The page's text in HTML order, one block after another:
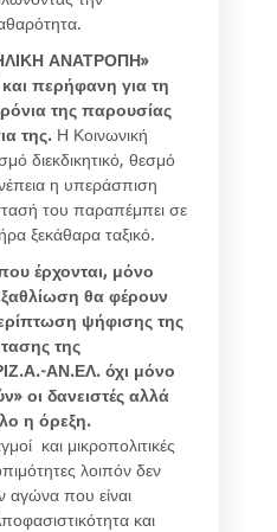
ΑΝΑΤΡΟΠΗ»
περήφανη για τη
της παρουσίας
της. Η Κοινωνική
διεκδικητικό, θεσμό
η υπεράσπιση
του παραπέμπει σε
ξεκάθαρα ταξικό.
έρχονται, μόνο
θα φέρουν
ψήφισης της
της
ΑΝ.ΕΛ. όχι μόνο
οι δανειστές αλλά
η όρεξη.
και μικροπολιτικές
λοιπόν δεν
αγώνα που είναι
και